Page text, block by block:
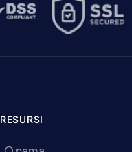
RESURSI